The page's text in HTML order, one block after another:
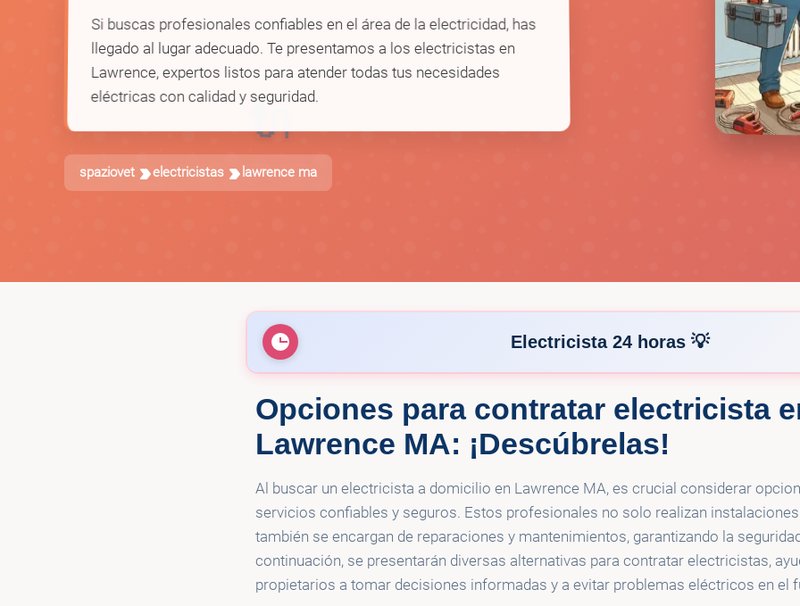
🔌
Si buscas profesionales confiables en el área de la electricidad, has
llegado al lugar adecuado. Te presentamos a los electricistas en
Lawrence, expertos listos para atender todas tus necesidades
eléctricas con calidad y seguridad.
spaziovet electricistas lawrence ma
Electricista 24 horas 💡
💡 Stewart Electrical Contracting, Inc.
Opciones para contratar electricista
Lawrence MA: ¡Descúbrelas!
Al buscar un electricista a domicilio en Lawrence MA, es crucial considerar
servicios confiables y seguros. Estos profesionales no solo realizan
también se encargan de reparaciones y mantenimientos, garantizando la
continuación, se presentarán diversas alternativas para contratar electricistas,
propietarios a tomar decisiones informadas y a evitar problemas eléctricos en el